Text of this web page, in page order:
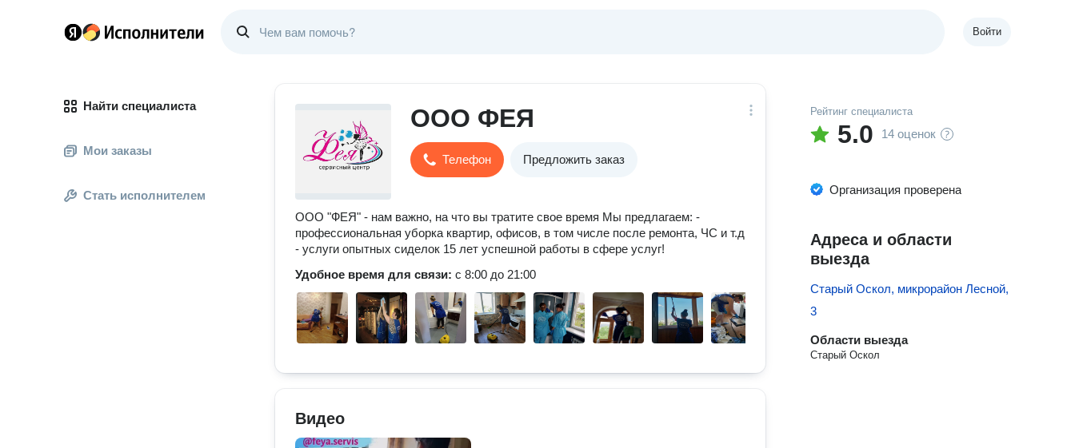
Войти
Найти специалиста
Мои заказы
Стать исполнителем
ООО ФЕЯ
Телефон Предложить заказ
ООО "ФЕЯ" - нам важно, на что вы тратите свое время Мы предлагаем: -
профессиональная уборка квартир, офисов, в том числе после ремонта, ЧС и т.д
- услуги опытных сиделок 15 лет успешной работы в сфере услуг!
Удобное время для связи: с 8:00 до 21:00
Видео
Рейтинг специалиста
5.0 14 оценок
Организация проверена
Адреса и области
выезда
Старый Оскол, микрорайон Лесной,
3
Области выезда
Старый Оскол